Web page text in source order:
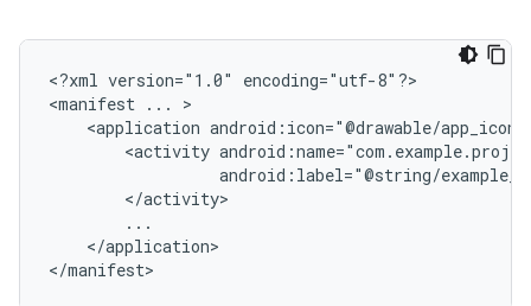
<?xml version="1.0"
encoding="utf-8"?>
<manifest ...
<application android:icon="@drawable/
<activity
android:label="@string/
</application>
</manifest>